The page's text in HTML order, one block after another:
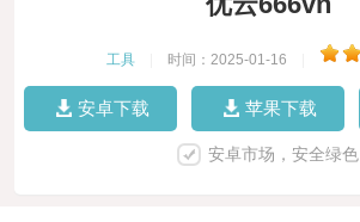
工具 时间：2025-01-16
安卓下载 苹果下载
安卓市场，安全绿色